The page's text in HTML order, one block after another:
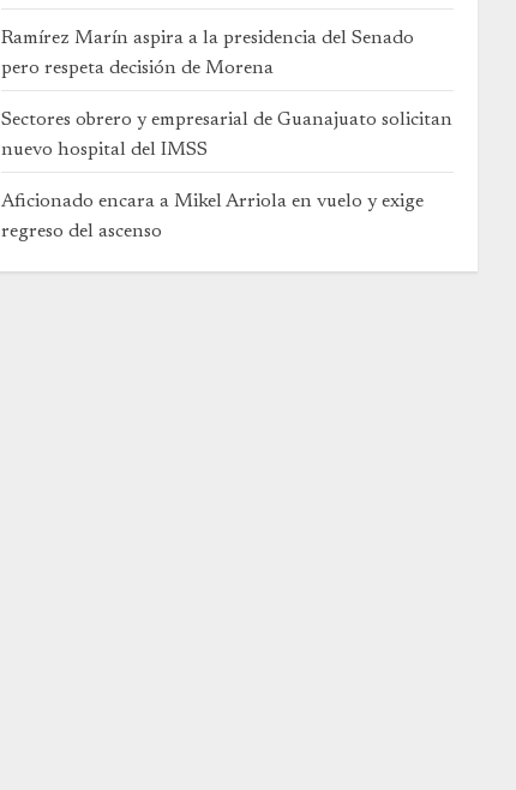
Ramírez Marín aspira a la presidencia del Senado
pero respeta decisión de Morena
Sectores obrero y empresarial de Guanajuato solicitan
nuevo hospital del IMSS
Aficionado encara a Mikel Arriola en vuelo y exige
regreso del ascenso